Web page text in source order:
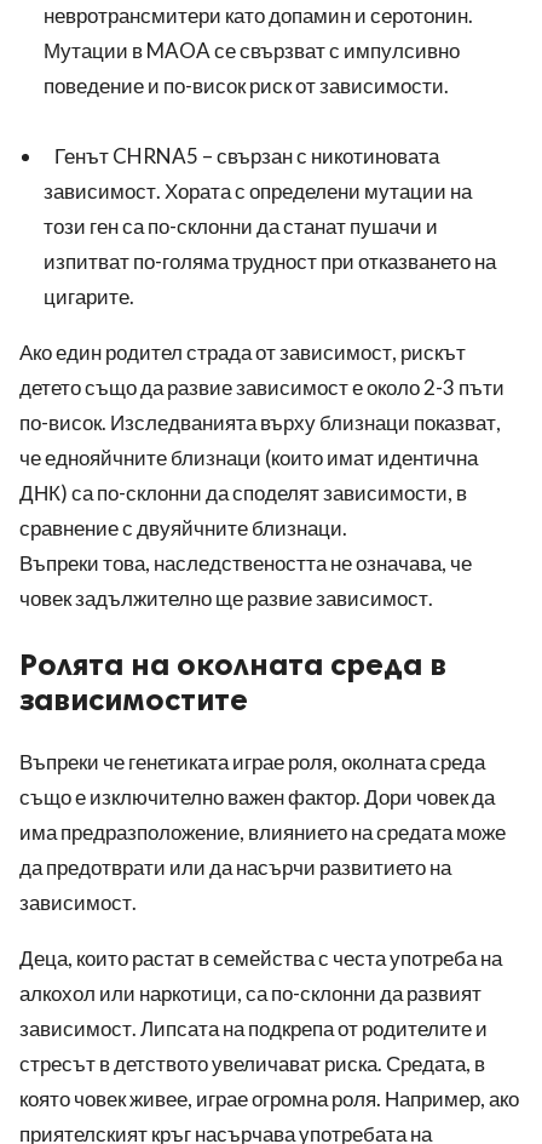
невротрансмитери като допамин и серотонин.
Мутации в MAOA се свързват с импулсивно
поведение и по-висок риск от зависимости.
Генът CHRNA5 – свързан с никотиновата
зависимост. Хората с определени мутации на
този ген са по-склонни да станат пушачи и
изпитват по-голяма трудност при отказването на
цигарите.
Ако един родител страда от зависимост, рискът
детето също да развие зависимост е около 2-3 пъти
по-висок. Изследванията върху близнаци показват,
че еднояйчните близнаци (които имат идентична
ДНК) са по-склонни да споделят зависимости, в
сравнение с двуяйчните близнаци.
Въпреки това, наследствеността не означава, че
човек задължително ще развие зависимост.
Ролята на околната среда в
зависимостите
Въпреки че генетиката играе роля, околната среда
също е изключително важен фактор. Дори човек да
има предразположение, влиянието на средата може
да предотврати или да насърчи развитието на
зависимост.
Деца, които растат в семейства с честа употреба на
алкохол или наркотици, са по-склонни да развият
зависимост. Липсата на подкрепа от родителите и
стресът в детството увеличават риска. Средата, в
която човек живее, играе огромна роля. Например, ако
приятелският кръг насърчава употребата на